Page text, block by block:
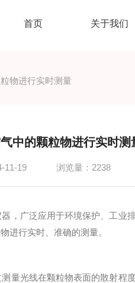
首页 关于我们
物进行实时测量
中的颗粒物进行实时测
11-19 浏览量：2238
广泛应用于环境保护、工业
进行实时、准确的测量。
光线在颗粒物表面的散射程